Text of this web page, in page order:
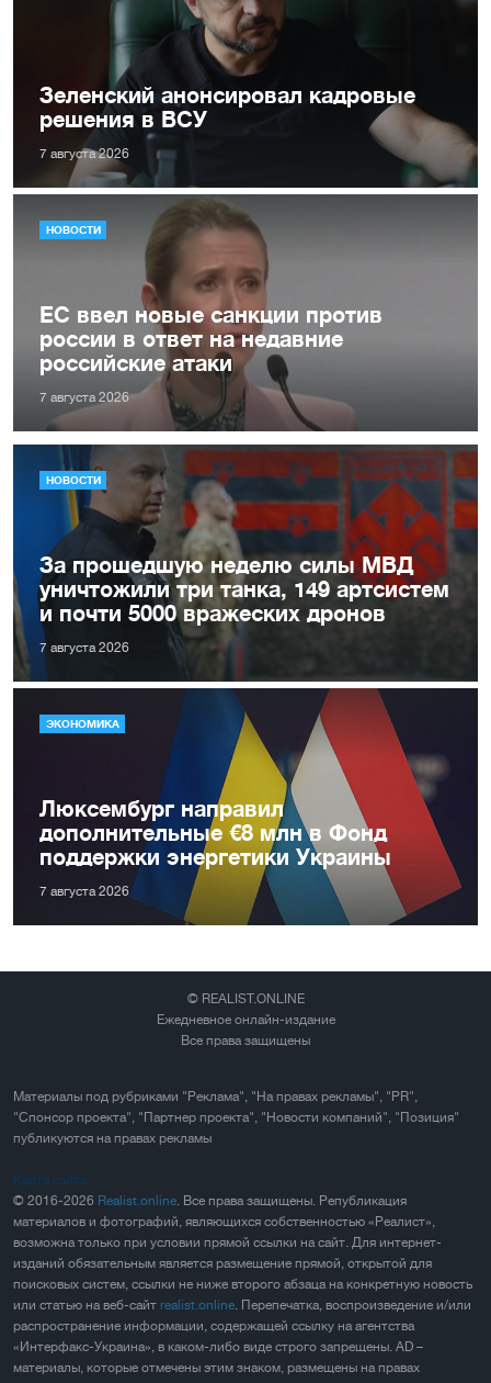
Зеленский анонсировал кадровые
решения в ВСУ
7 августа 2026
НОВОСТИ
ЕС ввел новые санкции против
россии в ответ на недавние
российские атаки
7 августа 2026
НОВОСТИ
За прошедшую неделю силы МВД
уничтожили три танка, 149 артсистем
и почти 5000 вражеских дронов
7 августа 2026
ЭКОНОМИКА
Люксембург направил
дополнительные €8 млн в Фонд
поддержки энергетики Украины
7 августа 2026
© REALIST.ONLINE
Ежедневное онлайн-издание
Все права защищены
Материалы под рубриками "Реклама", "На правах рекламы", "PR",
"Спонсор проекта", "Партнер проекта", "Новости компаний", "Позиция"
публикуются на правах рекламы
Карта сайта
© 2016-2026 Realist.online. Все права защищены. Републикация
материалов и фотографий, являющихся собственностью «Реалист»,
возможна только при условии прямой ссылки на сайт. Для интернет-
изданий обязательным является размещение прямой, открытой для
поисковых систем, ссылки не ниже второго абзаца на конкретную новость
или статью на веб-сайт realist.online. Перепечатка, воспроизведение и/или
распространение информации, содержащей ссылку на агентства
«Интерфакс-Украина», в каком-либо виде строго запрещены. AD –
материалы, которые отмечены этим знаком, размещены на правах